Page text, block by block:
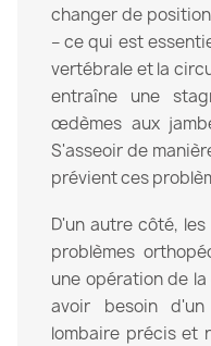
changer de
– ce qui est
vertébrale et la
entraîne une
œdèmes aux
S'asseoir de
prévient ces
D'un autre côté,
problèmes
une opération de
avoir besoin
lombaire précis et